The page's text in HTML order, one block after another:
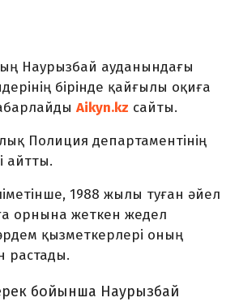
Наурызбай ауданындағы
бірінде қайғылы оқиға
Aikyn.kz сайты.
Полиция департаментінің
айтты.
1988 жылы туған әйел
орнына жеткен жедел
қызметкерлері оның
растады.
бойынша Наурызбай